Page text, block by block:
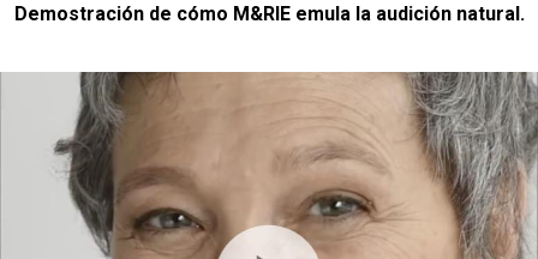
Demostración de cómo M&RIE emula la audición natural.